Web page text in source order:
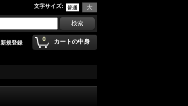
文字サイズ:
0 カートの中身
新規登録